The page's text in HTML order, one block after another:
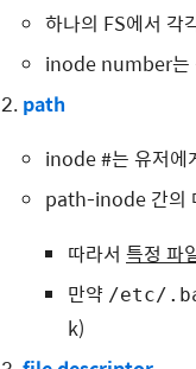
하나의 FS에서 각
inode number는
path
inode #는 유저에
path-inode 간의
따라서 특정 파
만약 /etc/
k)